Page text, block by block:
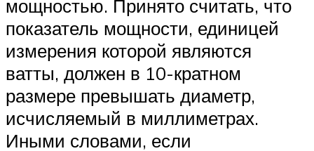
мощностью. Принято считать, что
показатель мощности, единицей
измерения которой являются
ватты, должен в 10-кратном
размере превышать диаметр,
исчисляемый в миллиметрах.
Иными словами, если